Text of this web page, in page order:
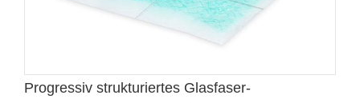
Progressiv strukturiertes Glasfaser-